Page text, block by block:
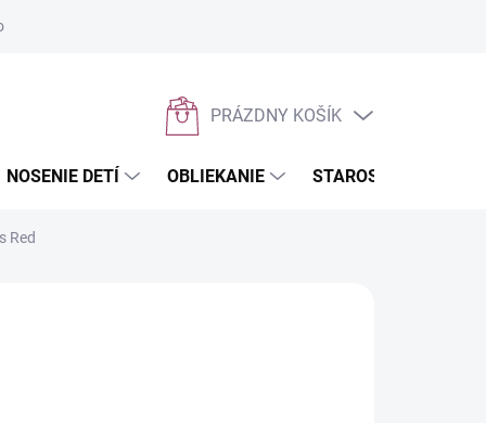
údajov
NÁKUPNÝ
PRÁZDNY KOŠÍK
NOSENIE DETÍ OBLIEKANIE STAROSTLIVOSŤ O
Red